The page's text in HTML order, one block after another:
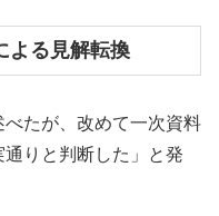
よる見解転換
べたが、改めて一次資料
りと判断した」と発